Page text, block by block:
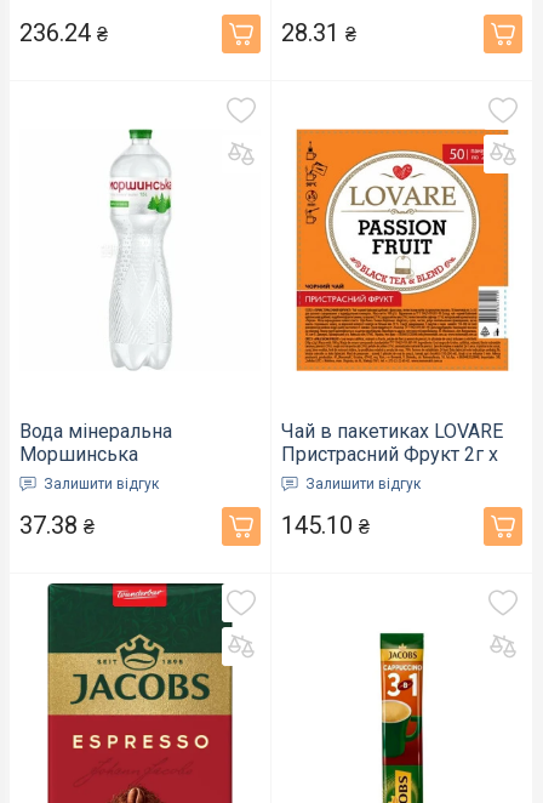
236.24 ₴ 28.31 ₴
Вода мінеральна
Моршинська
слабогазована ПЕТ
пляшка 1,5 л (000253)
Залишити відгук
37.38 ₴
Чай в пакетиках LOVARE
Пристрасний Фрукт 2г х
50 шт (872151)
Залишити відгук
145.10 ₴